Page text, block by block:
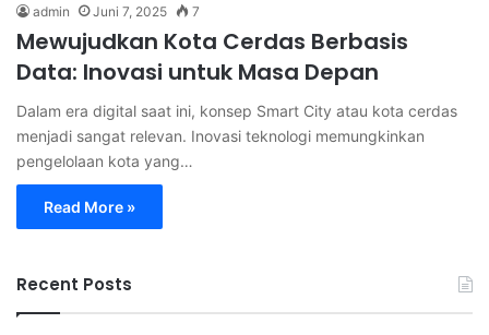
admin Juni 7, 2025 7
Mewujudkan Kota Cerdas Berbasis
Data: Inovasi untuk Masa Depan
Dalam era digital saat ini, konsep Smart City atau kota cerdas
menjadi sangat relevan. Inovasi teknologi memungkinkan
pengelolaan kota yang…
Read More »
Recent Posts